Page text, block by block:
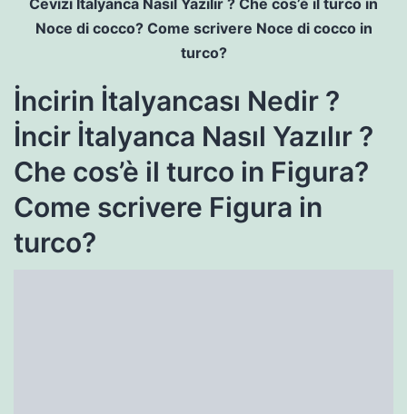
Cevizi İtalyanca Nasıl Yazılır ? Che cos’è il turco in
Noce di cocco? Come scrivere Noce di cocco in
turco?
İncirin İtalyancası Nedir ?
İncir İtalyanca Nasıl Yazılır ?
Che cos’è il turco in Figura?
Come scrivere Figura in
turco?